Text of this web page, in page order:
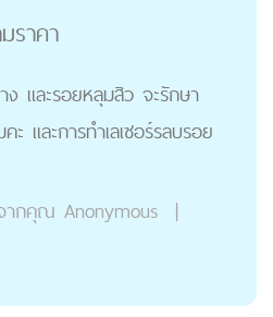
ราคา
และรอยหลุมสิว จะรักษา
ะ และการทำเลเซอร์รลบรอย
ากคุณ Anonymous |